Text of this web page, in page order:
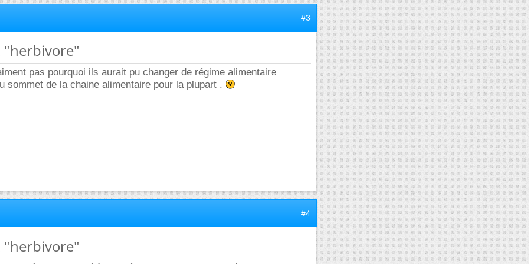
#3
"herbivore"
pas pourquoi ils aurait pu changer de régime alimentaire
sommet de la chaine alimentaire pour la plupart .
#4
"herbivore"